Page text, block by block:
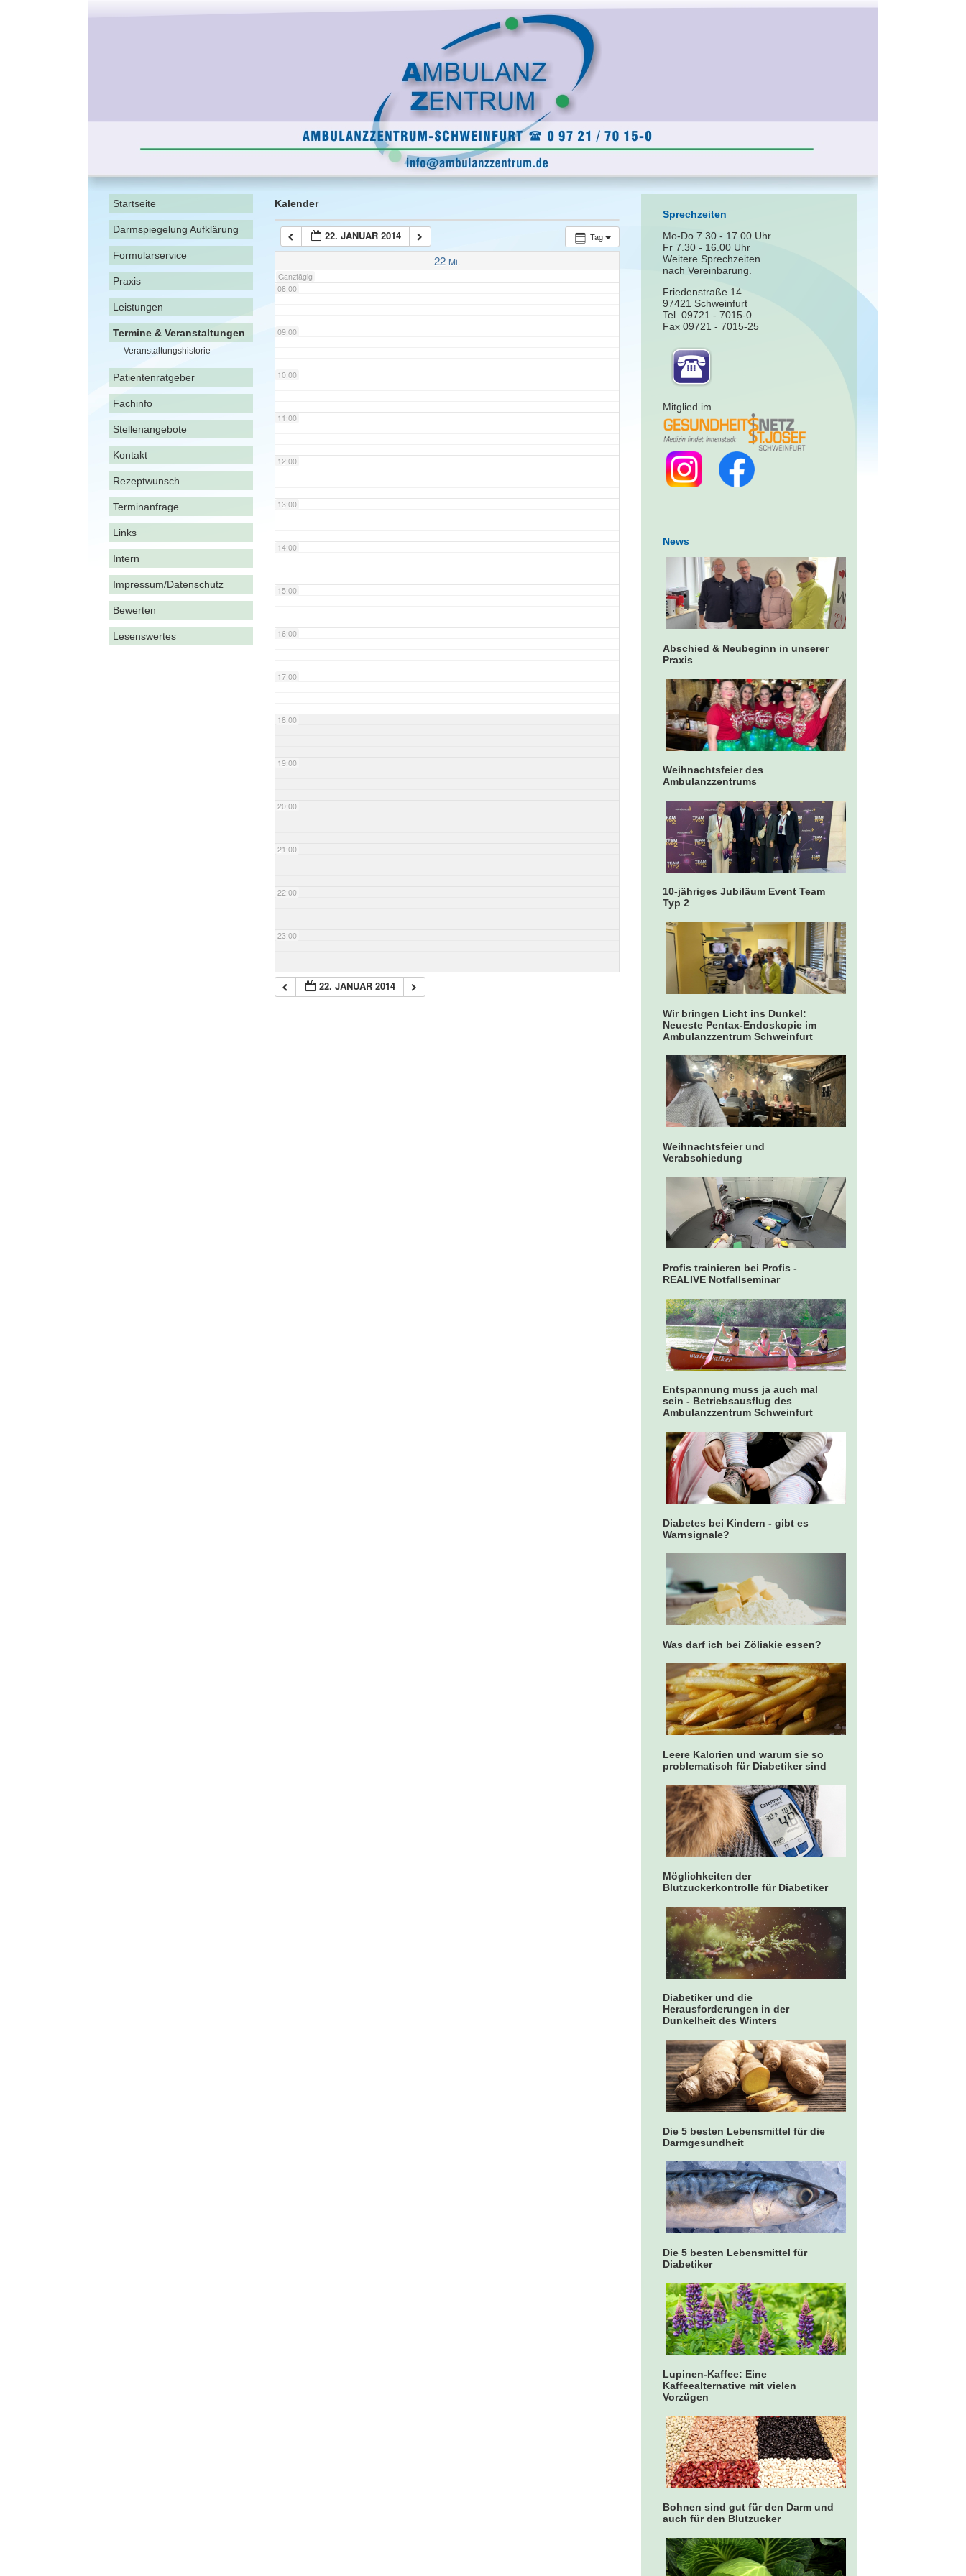
Startseite
Darmspiegelung Aufklärung
Formularservice
Praxis
Leistungen
Termine & Veranstaltungen
Veranstaltungshistorie
Patientenratgeber
Fachinfo
Stellenangebote
Kontakt
Rezeptwunsch
Terminanfrage
Links
Intern
Impressum/Datenschutz
Bewerten
Lesenswertes
Kalender
Tag
22. JANUAR 2014
22 Mi.
Ganztägig
06:00
07:00
08:00
09:00
10:00
11:00
12:00
13:00
14:00
15:00
16:00
17:00
18:00
19:00
20:00
21:00
22:00
23:00
22. JANUAR 2014
Sprechzeiten
Mo-Do 7.30 - 17.00 Uhr
Fr 7.30 - 16.00 Uhr
Weitere Sprechzeiten
nach Vereinbarung.
Friedenstraße 14
97421 Schweinfurt
Tel. 09721 - 7015-0
Fax 09721 - 7015-25
Mitglied im
News
Abschied & Neubeginn in unserer
Praxis
Weihnachtsfeier des
Ambulanzzentrums
10-jähriges Jubiläum Event Team
Typ 2
Wir bringen Licht ins Dunkel:
Neueste Pentax-Endoskopie im
Ambulanzzentrum Schweinfurt
Weihnachtsfeier und
Verabschiedung
Profis trainieren bei Profis -
REALIVE Notfallseminar
Entspannung muss ja auch mal
sein - Betriebsausflug des
Ambulanzzentrum Schweinfurt
Diabetes bei Kindern - gibt es
Warnsignale?
Was darf ich bei Zöliakie essen?
Leere Kalorien und warum sie so
problematisch für Diabetiker sind
Möglichkeiten der
Blutzuckerkontrolle für Diabetiker
Diabetiker und die
Herausforderungen in der
Dunkelheit des Winters
Die 5 besten Lebensmittel für die
Darmgesundheit
Die 5 besten Lebensmittel für
Diabetiker
Lupinen-Kaffee: Eine
Kaffeealternative mit vielen
Vorzügen
Bohnen sind gut für den Darm und
auch für den Blutzucker